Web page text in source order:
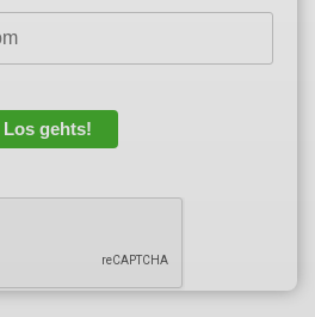
Los gehts!